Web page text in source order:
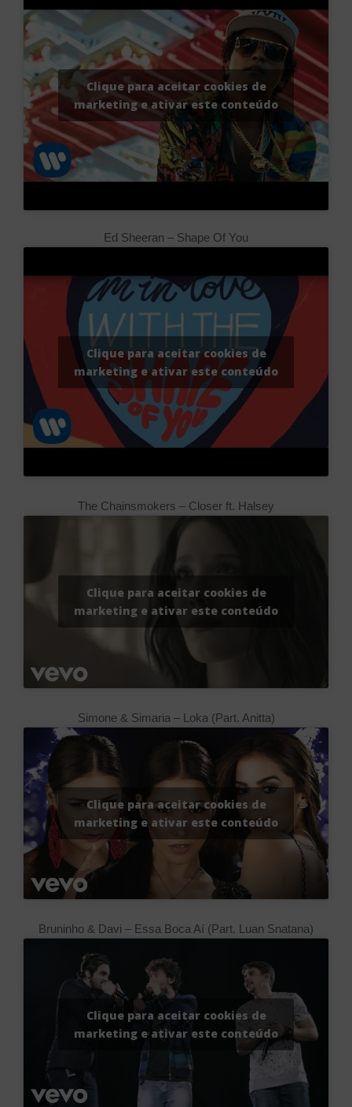
Clique para aceitar cookies de
marketing e ativar este conteúdo
Ed Sheeran – Shape Of You
Clique para aceitar cookies de
marketing e ativar este conteúdo
The Chainsmokers – Closer ft. Halsey
Clique para aceitar cookies de
marketing e ativar este conteúdo
Simone & Simaria – Loka (Part. Anitta)
Clique para aceitar cookies de
marketing e ativar este conteúdo
Bruninho & Davi – Essa Boca Aí (Part. Luan Snatana)
Clique para aceitar cookies de
marketing e ativar este conteúdo